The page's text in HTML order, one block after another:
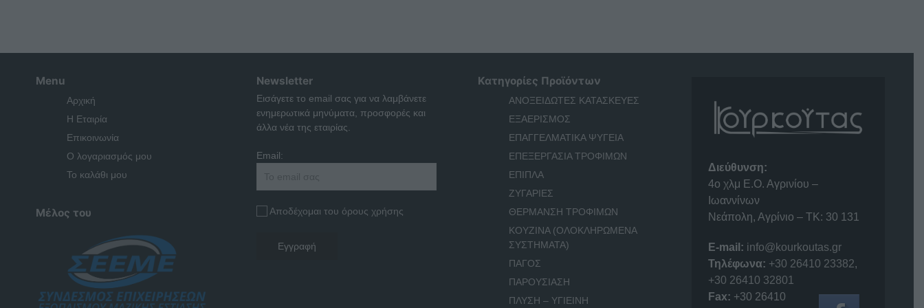
Menu
Αρχική
Η Εταιρία
Επικοινωνία
Ο λογαριασμός μου
Το καλάθι μου
Μέλος του
Newsletter
Εισάγετε το email σας για να λαμβάνετε
ενημερωτικά μηνύματα, προσφορές και
άλλα νέα της εταιρίας.
Email:
Αποδέχομαι του όρους χρήσης
Κατηγορίες Προϊόντων
ΑΝΟΞΕΙΔΩΤΕΣ ΚΑΤΑΣΚΕΥΕΣ
ΕΞΑΕΡΙΣΜΟΣ
ΕΠΑΓΓΕΛΜΑΤΙΚΑ ΨΥΓΕΙΑ
ΕΠΕΞΕΡΓΑΣΙΑ ΤΡΟΦΙΜΩΝ
ΕΠΙΠΛΑ
ΖΥΓΑΡΙΕΣ
ΘΕΡΜΑΝΣΗ ΤΡΟΦΙΜΩΝ
ΚΟΥΖΙΝΑ (ΟΛΟΚΛΗΡΩΜΕΝΑ
ΣΥΣΤΗΜΑΤΑ)
ΠΑΓΟΣ
ΠΑΡΟΥΣΙΑΣΗ
ΠΛΥΣΗ – ΥΓΙΕΙΝΗ
Διεύθυνση:
4o χλμ Ε.Ο. Αγρινίου –
Ιωαννίνων
Νεάπολη, Αγρίνιο – ΤΚ: 30 131
E-mail: info@kourkoutas.gr
Τηλέφωνα: +30 26410 23382,
+30 26410 32801
Fax: +30 26410